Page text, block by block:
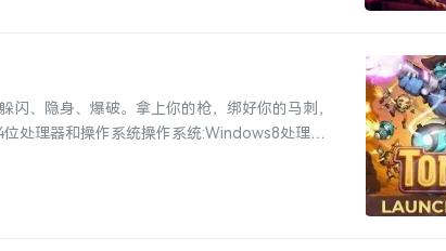
、隐身、爆破。拿上你的枪，绑好你的马刺，
处理器和操作系统操作系统:Windows8处理